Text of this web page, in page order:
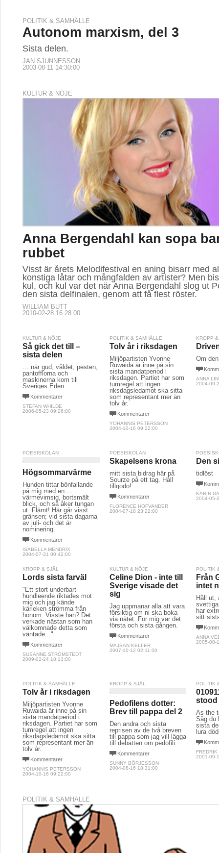
POLITIK & SAMHÄLLE
Autonom marxism, del 3
Sista delen.
JAN SJUNNESSON
2003-08-11 14:30:00
KULTUR & NÖJE
Anna Bergendahl kan sopa
rubbet
Visst är årets Melodifestival en aning bisarr med
konstiga låtar och mångfalden av artister? Men
kul, och kul var det när Anna Bergendahl slog ut
den sista delfinalen, genom att få flest röster.
WILLIAM BUTT
2010-02-28 16:28:00
KULTUR & NÖJE
Så gick det till –
sista delen
… när gud, våldet, pesten,
pantofflorna och
maskinerna kom till
Sveriges Eden
Kommentarer
STEFAN WHILDE
2006-05-23 09:26:00
POLITIK & SAMHÄLLE
Tolv år i riksdagen
Miljöpartisten Yvonne
Ruwaida är inne på sin
sista mandatperiod i
riksdagen. Partiet har som
tumregel att ingen
riksdagsledamot ska sitta
som representant mer än
tolv år.
Kommentarer
YOHANNIS PETERSSON
2004-10-16 09:22:00
KROPP
Om
ANNA
2004-09-
POESISKOLAN
Högsommarvärme
Hunden tittar bönfallande
på mig med en …
värmevimsig, bortsmält
blick, och så åker tungan
ut. Flämt! Här går visst
gränsen; vid sista dagarna
av juli- och det är
nominering.
Kommentarer
ISABELLA MENDRIX
2004-07-31 00:42:00
POESISKOLAN
Skapelsens krona
mitt sista bidrag här på
Sourze på ett tag. Håll
tillgodo!
Kommentarer
FLORENCE HOFVANDER
2004-07-18 23:22:00
Den
tidlöst
KARIN
2004-05-
KROPP & SJÄL
Lords sista farväl
"Ett stort underbart
hundleende riktades mot
mig och jag kände
kärleken strömma från
honom. Visste han? Det
verkade nästan som han
välkomnade detta som
väntade..."
Kommentarer
SUSANNE STRÖMSTEDT
2009-02-24 18:13:00
KULTUR & NÖJE
Celine Dion - inte till
Sverige visade det
sig
Jag uppmanar alla att vara
försiktig om ni ska boka
via nätet. För mig var det
första och sista gången.
Kommentarer
MAJSAN KELLER
2007-10-12 02:11:00
POLITIK
Från
intet
Håll ut,
har
sitt
ANNA
2005-08-
POLITIK & SAMHÄLLE
Tolv år i riksdagen
Miljöpartisten Yvonne
Ruwaida är inne på sin
sista mandatperiod i
riksdagen. Partiet har som
tumregel att ingen
riksdagsledamot ska sitta
som representant mer än
tolv år.
Kommentarer
YOHANNIS PETERSSON
2004-10-16 09:22:00
KROPP & SJÄL
Pedofilens dotter:
Brev till pappa del 2
Den andra och sista
reprisen av de två breven
till pappa som jag vill lägga
till debatten om pedofili.
Kommentarer
SUNNY BÖRJESSON
2004-08-16 18:31:00
POLITIK
stood
As the
Såg du
sista
lura
FREDRIK
2001-09-
POLITIK & SAMHÄLLE